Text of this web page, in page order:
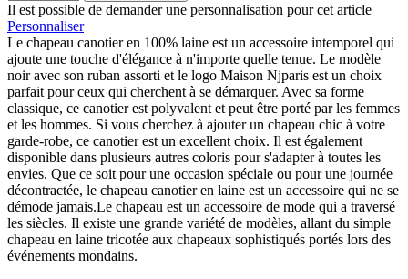
Il est possible de demander une personnalisation pour cet article
Personnaliser
Le chapeau canotier en 100% laine est un accessoire intemporel qui
ajoute une touche d'élégance à n'importe quelle tenue. Le modèle
noir avec son ruban assorti et le logo Maison Njparis est un choix
parfait pour ceux qui cherchent à se démarquer. Avec sa forme
classique, ce canotier est polyvalent et peut être porté par les femmes
et les hommes. Si vous cherchez à ajouter un chapeau chic à votre
garde-robe, ce canotier est un excellent choix. Il est également
disponible dans plusieurs autres coloris pour s'adapter à toutes les
envies. Que ce soit pour une occasion spéciale ou pour une journée
décontractée, le chapeau canotier en laine est un accessoire qui ne se
démode jamais.Le chapeau est un accessoire de mode qui a traversé
les siècles. Il existe une grande variété de modèles, allant du simple
chapeau en laine tricotée aux chapeaux sophistiqués portés lors des
événements mondains.